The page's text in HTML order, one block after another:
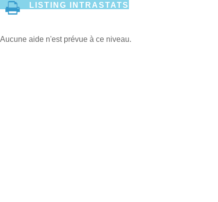
LISTING INTRASTATS
Aucune aide n'est prévue à ce niveau.